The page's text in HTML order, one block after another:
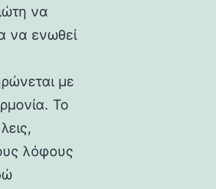
να
να ενωθεί
με
Το
λόφους